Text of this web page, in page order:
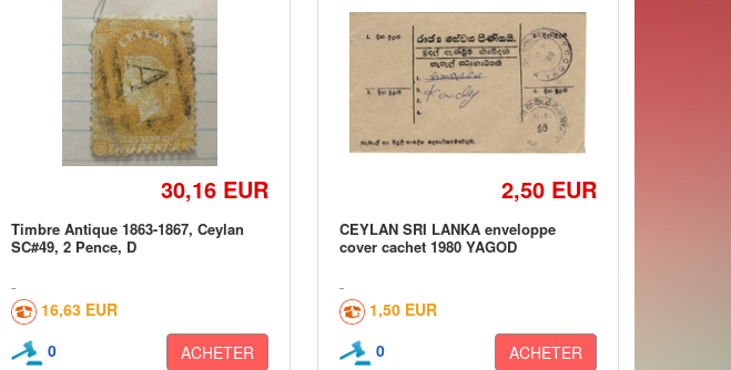
30,16 EUR
Timbre Antique 1863-1867, Ceylan
SC#49, 2 Pence, D
16,63 EUR
0
ACHETER
2,50 EUR
CEYLAN SRI LANKA enveloppe
cover cachet 1980 YAGOD
1,50 EUR
0
ACHETER